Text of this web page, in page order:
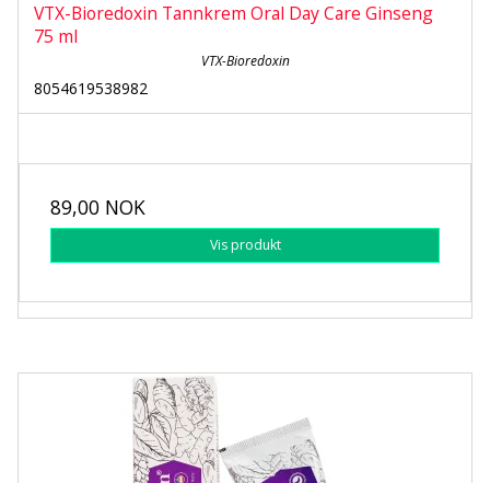
VTX-Bioredoxin Tannkrem Oral Day Care Ginseng
75 ml
VTX-Bioredoxin
8054619538982
89,00 NOK
Vis produkt